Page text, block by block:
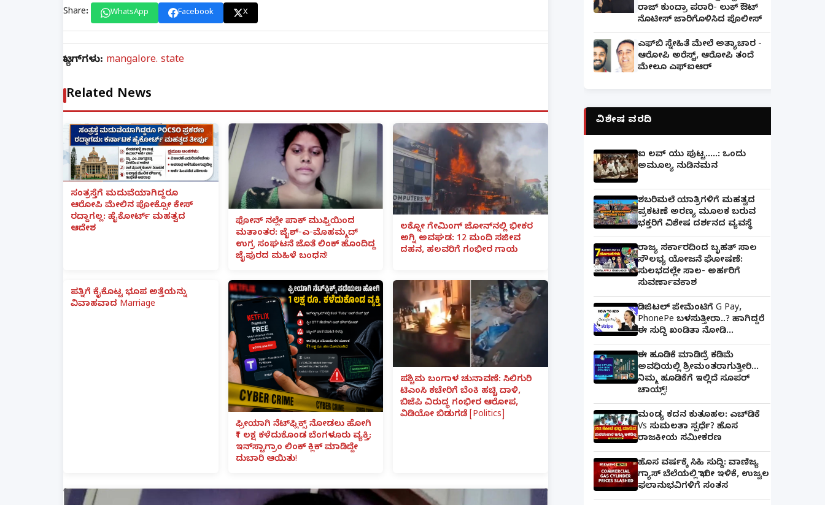
Share: WhatsApp Facebook X
ಟ್ಯಾಗ್‌ಗಳು: mangalore. state
Related News
ಸಂತ್ರಸ್ತೆಗೆ ಮದುವೆಯಾಗಿದ್ದರೂ
ಆರೋಪಿ ಮೇಲಿನ ಪೋಕ್ಸೋ ಕೇಸ್
ರದ್ದಾಗಲ್ಲ: ಹೈಕೋರ್ಟ್ ಮಹತ್ವದ
ಆದೇಶ
ಫೋನ್ ನಲ್ಲೇ ಪಾಕ್ ಮುಫ್ತಿಯಿಂದ
ಮತಾಂತರ: ಜೈಶ್-ಎ-ಮೊಹಮ್ಮದ್
ಉಗ್ರ ಸಂಘಟನೆ ಜೊತೆ ಲಿಂಕ್ ಹೊಂದಿದ್ದ
ಜೈಪುರದ ಮಹಿಳೆ ಬಂಧನ!
ಲಕ್ನೋ ಗೇಮಿಂಗ್ ಜೋನ್‌ನಲ್ಲಿ ಭೀಕರ
ಅಗ್ನಿ ಅವಘಡ: 12 ಮಂದಿ ಸಜೀವ
ದಹನ, ಹಲವರಿಗೆ ಗಂಭೀರ ಗಾಯ
ಪತ್ನಿಗೆ ಕೈಕೊಟ್ಟ ಭೂಪ ಅತ್ತೆಯನ್ನು
ವಿವಾಹವಾದ Marriage
ಫ್ರೀಯಾಗಿ ನೆಟ್‌ಫ್ಲಿಕ್ಸ್ ನೋಡಲು ಹೋಗಿ
₹1 ಲಕ್ಷ ಕಳೆದುಕೊಂಡ ಬೆಂಗಳೂರು ವ್ಯಕ್ತಿ;
ಇನ್‌ಸ್ಟಾಗ್ರಾಂ ಲಿಂಕ್ ಕ್ಲಿಕ್ ಮಾಡಿದ್ದೇ
ದುಬಾರಿ ಆಯಿತು!
ಪಶ್ಚಿಮ ಬಂಗಾಳ ಚುನಾವಣೆ: ಸಿಲಿಗುರಿ
ಟಿಎಂಸಿ ಕಚೇರಿಗೆ ಬೆಂಕಿ ಹಚ್ಚಿ ದಾಳಿ,
ಬಿಜೆಪಿ ವಿರುದ್ಧ ಗಂಭೀರ ಆರೋಪ,
ವಿಡಿಯೋ ಬಿಡುಗಡೆ [Politics]
ರಾಜ್ ಕುಂದ್ರಾ ಪರಾರಿ- ಲುಕ್ ಔಟ್
ನೊಟೀಸ್ ಜಾರಿಗೊಳಿಸಿದ ಪೊಲೀಸ್
ಎಫ್‌ಬಿ ಸ್ನೇಹಿತೆ ಮೇಲೆ ಅತ್ಯಾಚಾರ -
ಆರೋಪಿ ಅರೆಸ್ಟ್, ಆರೋಪಿ ತಂದೆ
ಮೇಲೂ ಎಫ್ಐಆರ್
ವಿಶೇಷ ವರದಿ
ಐ ಲವ್ ಯು ಪುಟ್ಟ.....: ಒಂದು
ಅಮೂಲ್ಯ ನುಡಿನಮನ
ಶಬರಿಮಲೆ ಯಾತ್ರಿಗಳಿಗೆ ಮಹತ್ವದ
ಪ್ರಕಟಣೆ ಅರಣ್ಯ ಮೂಲಕ ಬರುವ
ಭಕ್ತರಿಗೆ ವಿಶೇಷ ದರ್ಶನದ ವ್ಯವಸ್ಥೆ
ರಾಜ್ಯ ಸರ್ಕಾರದಿಂದ ಬೃಹತ್ ಸಾಲ
ಸೌಲಭ್ಯ ಯೋಜನೆ ಘೋಷಣೆ:
ಸುಲಭದಲ್ಲೇ ಸಾಲ- ಅರ್ಹರಿಗೆ
ಸುವರ್ಣಾವಕಾಶ
ಡಿಜಿಟಲ್ ಪೇಮೆಂಟಿಗೆ G Pay,
PhonePe ಬಳಸುತ್ತೀರಾ..? ಹಾಗಿದ್ದರೆ
ಈ ಸುದ್ದಿ ಖಂಡಿತಾ ನೋಡಿ...
ಈ ಹೂಡಿಕೆ ಮಾಡಿದ್ರೆ ಕಡಿಮೆ
ಅವಧಿಯಲ್ಲಿ ಶ್ರೀಮಂತರಾಗುತ್ತೀರಿ...
ನಿಮ್ಮ ಹೂಡಿಕೆಗೆ ಇಲ್ಲಿದೆ ಸೂಪರ್
ಚಾಯ್ಸ್‌!
ಮಂಡ್ಯ ಕದನ ಕುತೂಹಲ: ಎಚ್‌ಡಿಕೆ
Vs ಸುಮಲತಾ ಸ್ಪರ್ಧೆ? ಹೊಸ
ರಾಜಕೀಯ ಸಮೀಕರಣ
ಹೊಸ ವರ್ಷಕ್ಕೆ ಸಿಹಿ ಸುದ್ದಿ: ವಾಣಿಜ್ಯ
ಗ್ಯಾಸ್‌ ಬೆಲೆಯಲ್ಲಿ ಭಾರೀ ಇಳಿಕೆ, ಉಜ್ವಲ
ಫಲಾನುಭವಿಗಳಿಗೆ ಸಂತಸ